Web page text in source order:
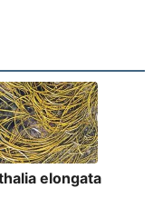
elongata